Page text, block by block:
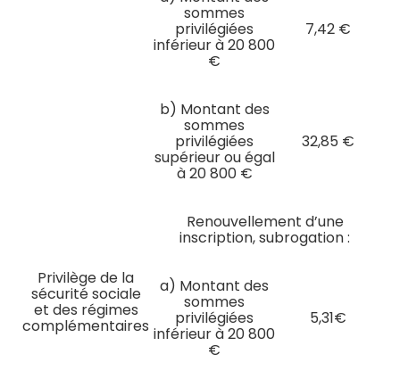
Privilège de la
sécurité sociale
et des régimes
complémentaires
sommes
privilégiées
inférieur à 20 800
€
7,42 €
b) Montant des
sommes
privilégiées
supérieur ou égal
à 20 800 €
32,85 €
Renouvellement d’une
inscription, subrogation :
a) Montant des
sommes
privilégiées
inférieur à 20 800
€
5,31€